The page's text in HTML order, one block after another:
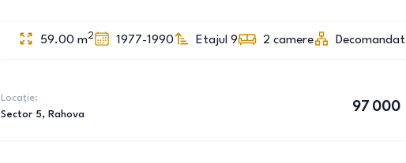
59.00 m2 1977-1990 Etajul 9 2 camere Decomandat
Locație:
Sector 5, Rahova
97 000